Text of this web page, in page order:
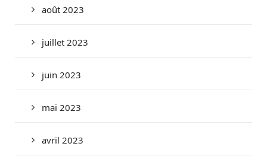
août 2023
juillet 2023
juin 2023
mai 2023
avril 2023